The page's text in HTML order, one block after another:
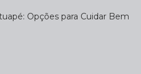
Opções para Cuidar Bem